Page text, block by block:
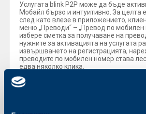
Услугата blink P2P може да бъде
Мобайл бързо и интуитивно. За целта
след като влезе в приложението,
меню „Преводи“ – „Превод по мобилен
избере сметка за получаване на
нужните за активацията на услугата
извършването на регистрацията,
преводите по мобилен номер става
едва няколко клика.
Допълнително уникално предимство за
ОББ, е възможността да извършват